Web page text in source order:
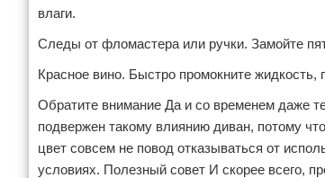
влаги.
Следы от фломастера или ручки. Замойте
Красное вино. Быстро промокните
Обратите внимание Да и со временем даже
подвержен такому влиянию диван, потому
цвет совсем не повод отказываться от
условиях. Полезный совет И скорее всего,